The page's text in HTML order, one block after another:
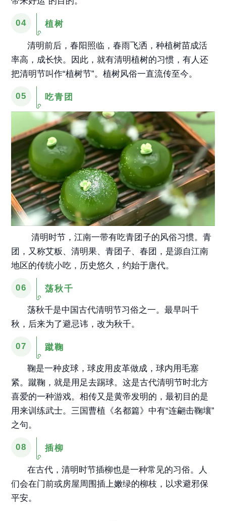
04 植树
清明前后，春阳照临，春雨飞洒，种植树苗成活
率高，成长快。因此，就有清明植树的习惯，有人还
把清明节叫作“植树节”。植树风俗一直流传至今。
05 吃青团
清明时节，江南一带有吃青团子的风俗习惯。青
团，又称艾粄、清明果、青团子、春团，是源自江南
地区的传统小吃，历史悠久，约始于唐代。
06 荡秋千
荡秋千是中国古代清明节习俗之一。最早叫千
秋，后来为了避忌讳，改为秋千。
07 蹴鞠
鞠是一种皮球，球皮用皮革做成，球内用毛塞
紧。蹴鞠，就是用足去踢球。这是古代清明节时北方
喜爱的一种游戏。相传又是黄帝发明的，最初目的是
用来训练武士。三国曹植《名都篇》中有“连翩击鞠壤”
之句。
08 插柳
在古代，清明时节插柳也是一种常见的习俗。人
们会在门前或房屋周围插上嫩绿的柳枝，以求避邪保
平安。